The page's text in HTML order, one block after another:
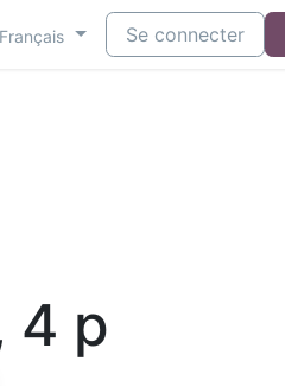
Français Se connecter
4 p